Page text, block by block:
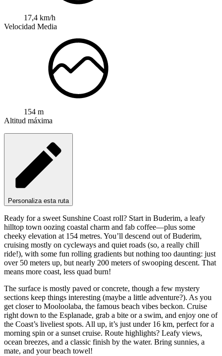
17,4 km/h
Velocidad Media
154 m
Altitud máxima
Personaliza esta ruta
Ready for a sweet Sunshine Coast roll? Start in Buderim, a leafy
hilltop town oozing coastal charm and fab coffee—plus some
cheeky elevation at 154 metres. You’ll descend out of Buderim,
cruising mostly on cycleways and quiet roads (so, a really chill
ride!), with some fun rolling gradients but nothing too daunting: just
over 50 meters up, but nearly 200 meters of swooping descent. That
means more coast, less quad burn!
The surface is mostly paved or concrete, though a few mystery
sections keep things interesting (maybe a little adventure?). As you
get closer to Mooloolaba, the famous beach vibes beckon. Cruise
right down to the Esplanade, grab a bite or a swim, and enjoy one of
the Coast’s liveliest spots. All up, it’s just under 16 km, perfect for a
morning spin or a sunset cruise. Route highlights? Leafy views,
ocean breezes, and a classic finish by the water. Bring sunnies, a
mate, and your beach towel!